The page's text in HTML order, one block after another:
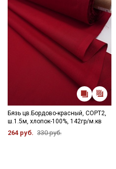
Бязь цв.Бордово-красный, СОРТ2,
ш.1.5м, хлопок-100%, 142гр/м.кв
264 руб. 330 руб.